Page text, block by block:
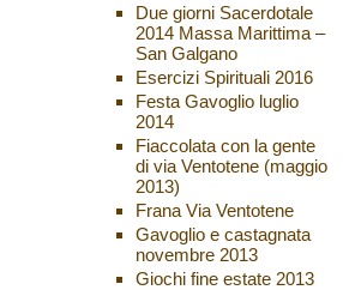
Due giorni Sacerdotale
2014 Massa Marittima –
San Galgano
Esercizi Spirituali 2016
Festa Gavoglio luglio
2014
Fiaccolata con la gente
di via Ventotene (maggio
2013)
Frana Via Ventotene
Gavoglio e castagnata
novembre 2013
Giochi fine estate 2013